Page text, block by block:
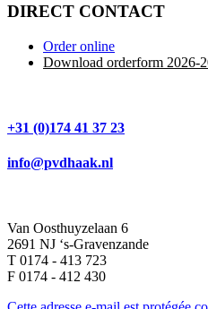
DIRECT CONTACT
Order online
Download orderform 2026-
+31 (0)174 41 37 23
info@pvdhaak.nl
Van Oosthuyzelaan 6
2691 NJ ‘s-Gravenzande
T 0174 - 413 723
F 0174 - 412 430